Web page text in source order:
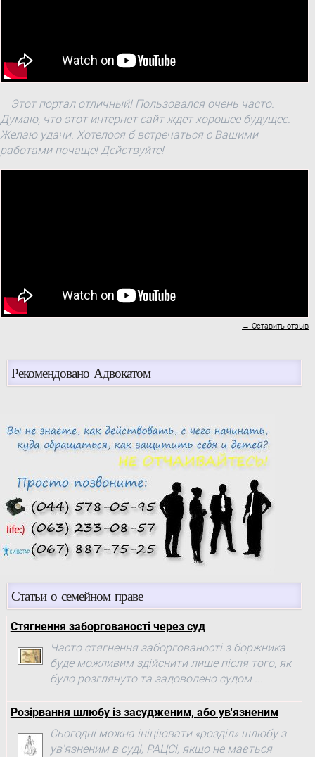
Этот портал отличный! Пользовался очень часто.
Думаю, что этот интернет сайт ждет хорошее будущее.
Желаю удачи. Хотелося б встречаться с Вашими
работами почаще! Действуйте!
→ Оставить отзыв
Рекомендовано Адвокатом
Статьи о семейном праве
Стягнення заборгованості через суд
Часто стягнення заборгованості з боржника
буде можливим здійснити лише після того, як
було розглянуто та задоволено судом ...
Розірвання шлюбу із засудженим, або ув'язненим
Сьогодні можна ініціювати «розділ» шлюбу з
ув'язненим в суді, РАЦСі, якщо не мається